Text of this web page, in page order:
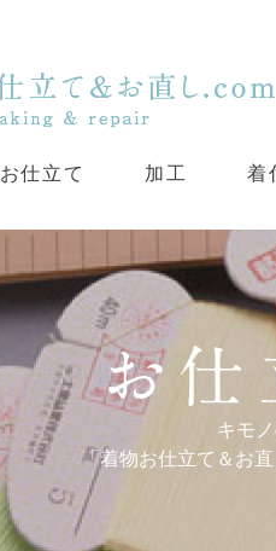
お仕立て 加工 着
キモ
「着物お仕立て＆お